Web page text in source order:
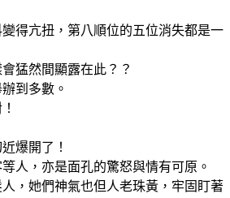
得亢扭，第八順位的五位消失都是一
猛然間顯露在此？？
到多數。
爆開了！
人，亦是面孔的驚怒與情有可原。
，她們神氣也但人老珠黃，牢固盯著